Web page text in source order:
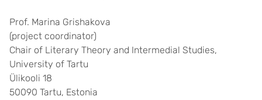
Prof. Marina Grishakova
(project coordinator)
Chair of Literary Theory and Intermedial Studies,
University of Tartu
Ülikooli 18
50090 Tartu, Estonia